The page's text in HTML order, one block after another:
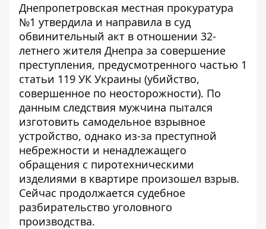
Днепропетровская местная прокуратура
№1 утвердила и направила в суд
обвинительный акт в отношении 32-
летнего жителя Днепра за совершение
преступления, предусмотренного частью 1
статьи 119 УК Украины (убийство,
совершенное по неосторожности). По
данным следствия мужчина пытался
изготовить самодельное взрывное
устройство, однако из-за преступной
небрежности и ненадлежащего
обращения с пиротехническими
изделиями в квартире произошел взрыв.
Сейчас продолжается судебное
разбирательство уголовного
производства.